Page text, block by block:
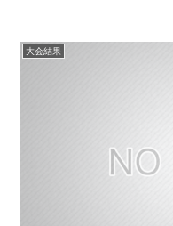
大会結果